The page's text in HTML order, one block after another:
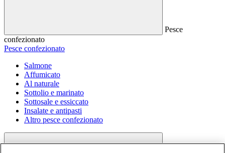
Pesce
confezionato
Pesce confezionato
Salmone
Affumicato
Al naturale
Sottolio e marinato
Sottosale e essiccato
Insalate e antipasti
Altro pesce confezionato